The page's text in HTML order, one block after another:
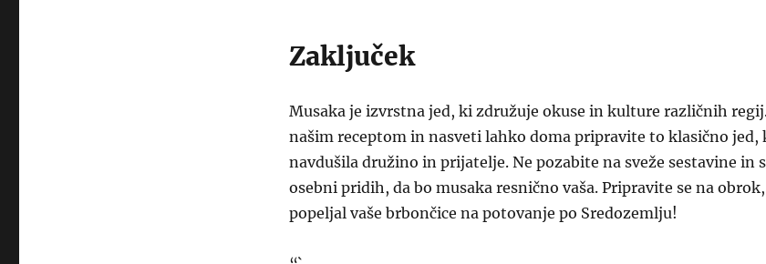
Zaključek
Musaka je izvrstna jed, ki združuje okuse in kulture različnih
našim receptom in nasveti lahko doma pripravite to klasično jed,
navdušila družino in prijatelje. Ne pozabite na sveže sestavine in
osebni pridih, da bo musaka resnično vaša. Pripravite se na
popeljal vaše brbončice na potovanje po Sredozemlju!